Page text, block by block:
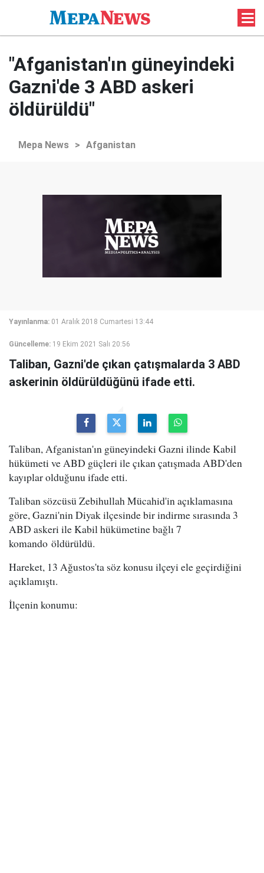
"Afganistan'ın güneyindeki
Gazni'de 3 ABD askeri
öldürüldü"
Mepa News > Afganistan
Yayınlanma: 01 Aralık 2018 Cumartesi 13:44
Güncelleme: 19 Ekim 2021 Salı 20:56
Taliban, Gazni'de çıkan çatışmalarda 3 ABD
askerinin öldürüldüğünü ifade etti.
Taliban, Afganistan'ın güneyindeki Gazni ilinde Kabil
hükümeti ve ABD güçleri ile çıkan çatışmada ABD'den
kayıplar olduğunu ifade etti.
Taliban sözcüsü Zebihullah Mücahid'in açıklamasına
göre, Gazni'nin Diyak ilçesinde bir indirme sırasında 3
ABD askeri ile Kabil hükümetine bağlı 7
komando öldürüldü.
Hareket, 13 Ağustos'ta söz konusu ilçeyi ele geçirdiğini
açıklamıştı.
İlçenin konumu: